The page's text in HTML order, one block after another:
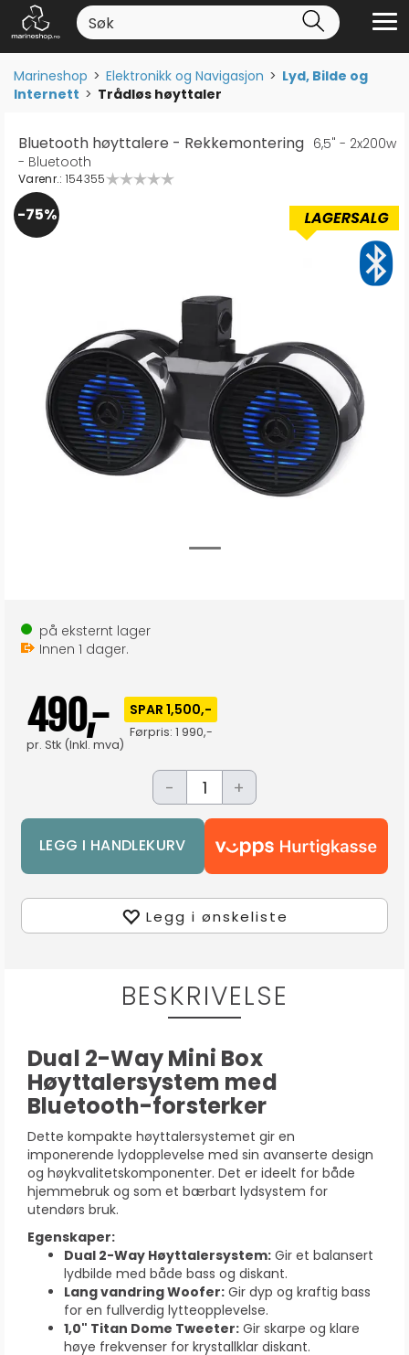
Marineshop>Elektronikk og Navigasjon>Lyd, Bilde og
Internett>Trådløs høyttaler
Bluetooth høyttalere - Rekkemontering 6,5" - 2x200w
- Bluetooth
Varenr.: 154355
75%
på eksternt lager
Innen 1 dager.
490,-
pr. Stk (Inkl. mva)
SPAR 1,500,-
Førpris: 1 990,-
- +
Legg i ønskeliste
BESKRIVELSE
Dual 2-Way Mini Box
Høyttalersystem med
Bluetooth-forsterker
Dette kompakte høyttalersystemet gir en
imponerende lydopplevelse med sin avanserte design
og høykvalitetskomponenter. Det er ideelt for både
hjemmebruk og som et bærbart lydsystem for
utendørs bruk.
Egenskaper:
Dual 2-Way Høyttalersystem: Gir et balansert
lydbilde med både bass og diskant.
Lang vandring Woofer: Gir dyp og kraftig bass
for en fullverdig lytteopplevelse.
1,0" Titan Dome Tweeter: Gir skarpe og klare
høye frekvenser for krystallklar diskant.